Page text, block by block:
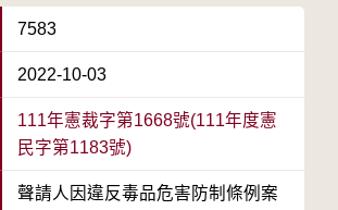
7583
2022-10-03
111年憲裁字第1668號(111年度憲
民字第1183號)
聲請人因違反毒品危害防制條例案